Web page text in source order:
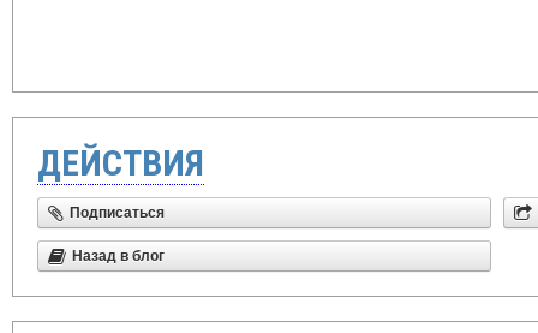
ДЕЙСТВИЯ
Подписаться
Назад в блог